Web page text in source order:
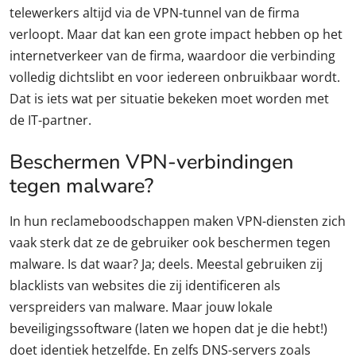
telewerkers altijd via de VPN-tunnel van de firma
verloopt. Maar dat kan een grote impact hebben op het
internetverkeer van de firma, waardoor die verbinding
volledig dichtslibt en voor iedereen onbruikbaar wordt.
Dat is iets wat per situatie bekeken moet worden met
de IT-partner.
Beschermen VPN-verbindingen
tegen malware?
In hun reclameboodschappen maken VPN-diensten zich
vaak sterk dat ze de gebruiker ook beschermen tegen
malware. Is dat waar? Ja; deels. Meestal gebruiken zij
blacklists van websites die zij identificeren als
verspreiders van malware. Maar jouw lokale
beveiligingssoftware (laten we hopen dat je die hebt!)
doet identiek hetzelfde. En zelfs DNS-servers zoals